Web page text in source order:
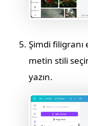
Şimdi filigranı
metin stili
yazın.